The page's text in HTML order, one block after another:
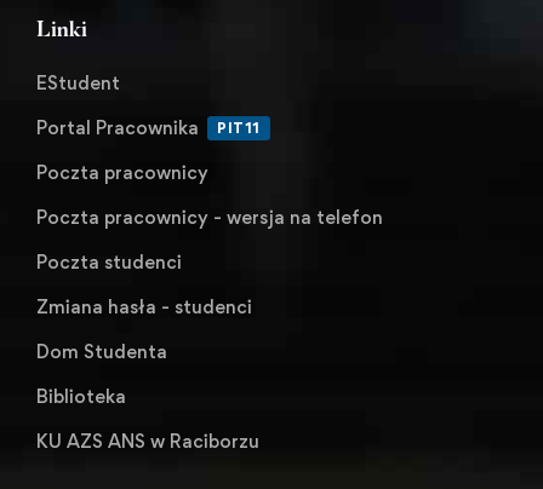
Linki
EStudent
Portal Pracownika
PIT11
Poczta pracownicy
Poczta pracownicy - wersja na telefon
Poczta studenci
Zmiana hasła - studenci
Dom Studenta
Biblioteka
KU AZS ANS w Raciborzu